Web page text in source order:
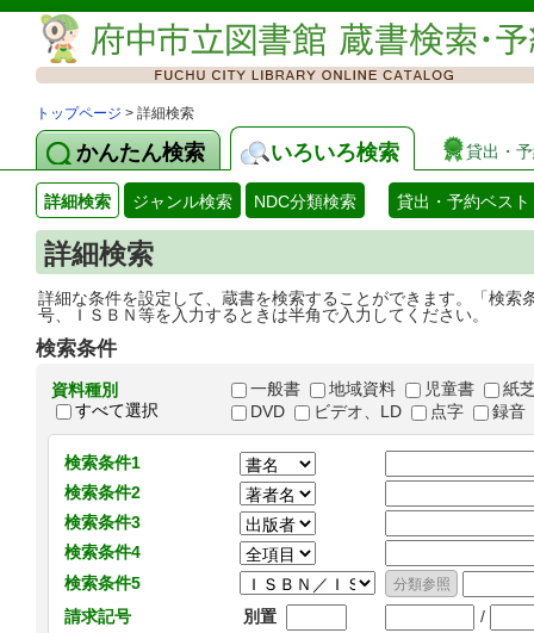
トップページ > 詳細検索
かんたん検索 いろいろ検索 貸出・
詳細検索 ジャンル検索 NDC分類検索 貸出・予約ベスト
詳細検索
詳細な条件を設定して、蔵書を検索することができます。「検
号、ＩＳＢＮ等を入力するときは半角で入力してください。
検索条件
資料種別
すべて選択
一般書 地域資料 児童書
紙
DVD
ビデオ、LD 点字 録音
検索条件1
検索条件2
検索条件3
検索条件4
検索条件5
請求記号
別置 /